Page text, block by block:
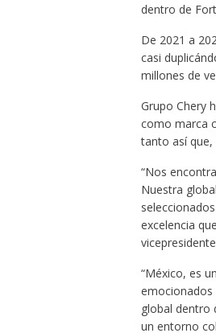
dentro de
De 2021 a
casi
millones de
Grupo Chery
como marca
tanto así que,
“Nos
Nuestra
excelencia
“México, es
global dentro
un entorno